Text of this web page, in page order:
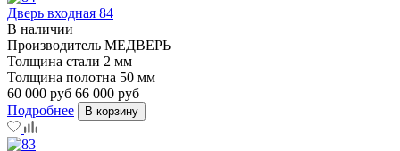
Дверь входная 84
В наличии
Производитель МЕДВЕРЬ
Толщина стали 2 мм
Толщина полотна 50 мм
60 000 руб 66 000 руб
Подробнее
В корзину